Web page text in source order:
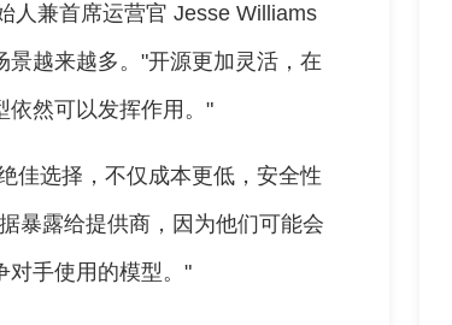
人兼首席运营官 Jesse Williams
越来越多。"开源更加灵活，在
依然可以发挥作用。"
佳选择，不仅成本更低，安全性
暴露给提供商，因为他们可能会
手使用的模型。"